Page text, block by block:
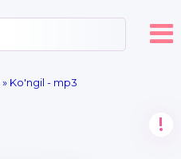
» Ko'ngil - mp3
!